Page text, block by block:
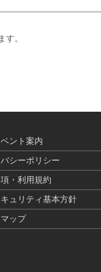
。
ント案内
シーポリシー
・利用規約
ュリティ基本方針
ップ